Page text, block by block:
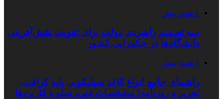
1 هفته پیش
سه تصمیم راهبردی دولت برای تقویت نقش‌آفرینی
دانشگاه‌ها در حکمرانی کشور
1 هفته پیش
راهنمای جامع انواع کاغذ سیلیکونی پایه کرافت،
تحریر و روزنامه؛ مشخصات فنی، سئو و کاربردها